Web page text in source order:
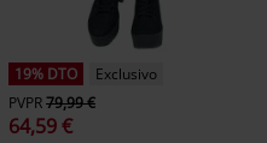
19% DTO
Exclusivo
PVPR79,99 €
64,59 €